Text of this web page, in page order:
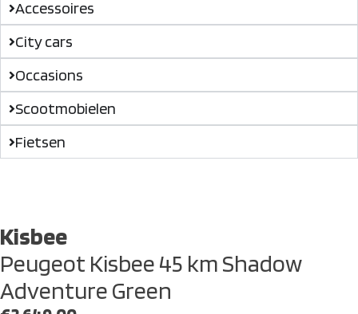
Accessoires
City cars
Occasions
Scootmobielen
Fietsen
Kisbee
Peugeot Kisbee 45 km Shadow
Adventure Green